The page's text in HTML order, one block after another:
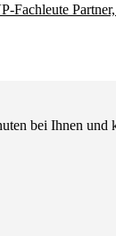
Fachleute
bei Ihnen und